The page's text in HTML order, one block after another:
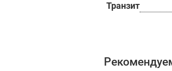
Транзит